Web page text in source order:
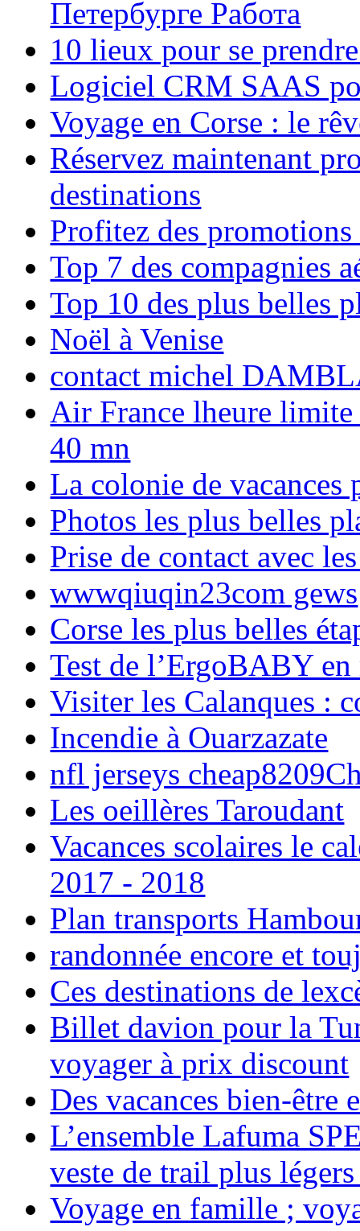
Петербурге Работа
10 lieux pour se
Logiciel CRM SAAS
Voyage en Corse : le
Réservez maintenant
destinations
Profitez des
Top 7 des compagnies
Top 10 des plus belles
Noël à Venise
contact michel
Air France lheure limite
40 mn
La colonie de vacances
Photos les plus belles
Prise de contact avec
wwwqiuqin23com gews
Corse les plus belles
Test de l’ErgoBABY en
Visiter les Calanques :
Incendie à Ouarzazate
nfl jerseys
Les oeillères Taroudant
Vacances scolaires le
2017 - 2018
Plan transports
randonnée encore et
Ces destinations de
Billet davion pour la
voyager à prix discount
Des vacances bien-être
L’ensemble Lafuma
veste de trail plus
Voyage en famille ;